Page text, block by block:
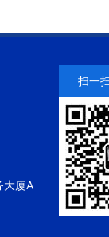
大厦A
扫一